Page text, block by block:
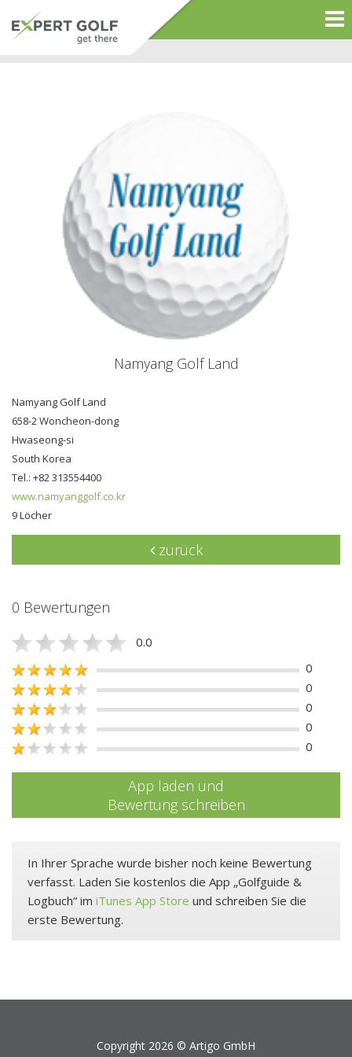
Namyang Golf Land
Namyang Golf Land
658-2 Woncheon-dong
Hwaseong-si
South Korea
Tel.: +82 313554400
www.namyanggolf.co.kr
9 Löcher
zurück
0 Bewertungen
0.0
0
0
0
0
0
App laden und
Bewertung schreiben
In Ihrer Sprache wurde bisher noch keine Bewertung
verfasst. Laden Sie kostenlos die App „Golfguide &
Logbuch“ im iTunes App Store und schreiben Sie die
erste Bewertung.
Copyright 2026 © Artigo GmbH